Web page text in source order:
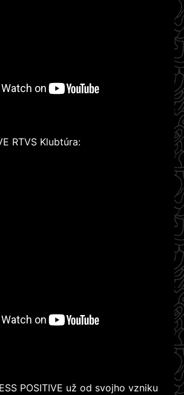
RTVS Klubtúra:
POSITIVE už od svojho vzniku